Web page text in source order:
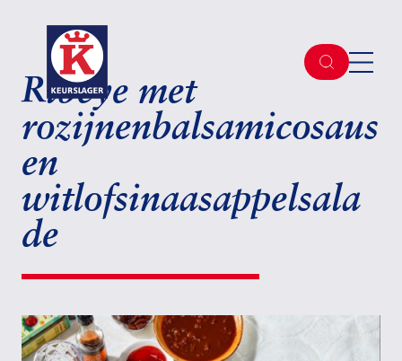
Ribeye met
rozijnenbalsamicosaus
en
witlofsinaasappelsala
de